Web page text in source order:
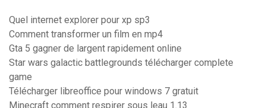
Quel internet explorer pour xp sp3
Comment transformer un film en mp4
Gta 5 gagner de largent rapidement online
Star wars galactic battlegrounds télécharger complete
game
Télécharger libreoffice pour windows 7 gratuit
Minecraft comment respirer sous leau 1.13